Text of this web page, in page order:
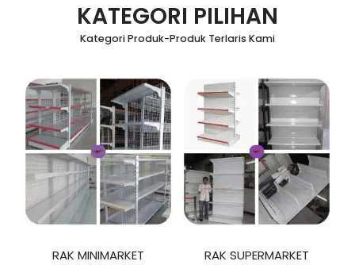
KATEGORI PILIHAN
Kategori Produk-Produk Terlaris Kami
RAK MINIMARKET RAK SUPERMARKET